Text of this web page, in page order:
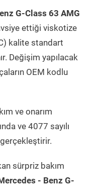
G-Class 63 AMG
ettiği viskotize
kalite standart
Değişim yapılacak
OEM kodlu
ve onarım
ve 4077 sayılı
sürpriz bakım
- Benz G-